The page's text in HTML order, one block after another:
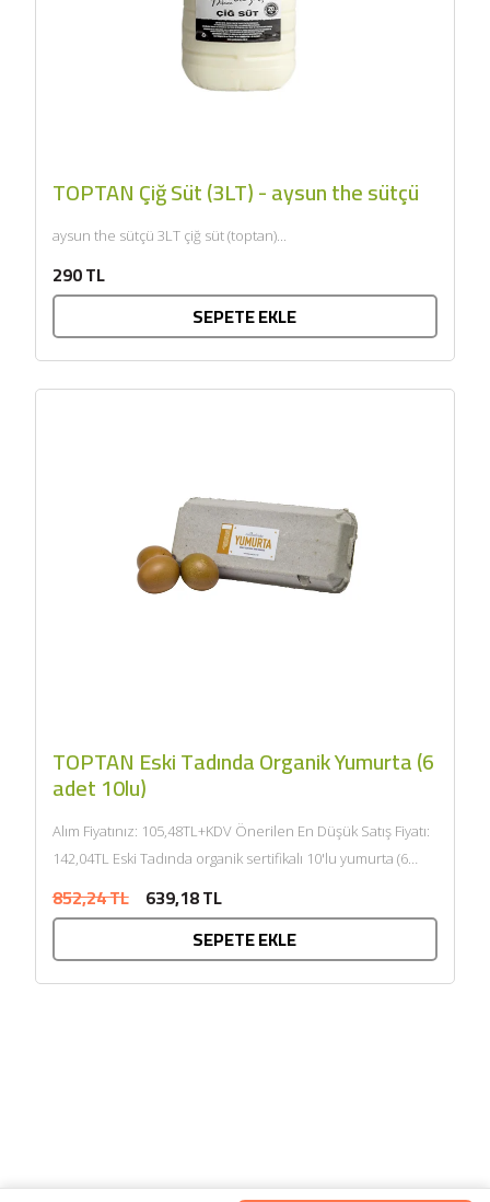
TOPTAN Çiğ Süt (3LT) - aysun the sütçü
aysun the sütçü 3LT çiğ süt (toptan)...
290 TL
SEPETE EKLE
TOPTAN Eski Tadında Organik Yumurta (6
adet 10lu)
Alım Fiyatınız: 105,48TL+KDV Önerilen En Düşük Satış Fiyatı:
142,04TL Eski Tadında organik sertifikalı 10'lu yumurta (6
852,24 TL 639,18 TL
SEPETE EKLE